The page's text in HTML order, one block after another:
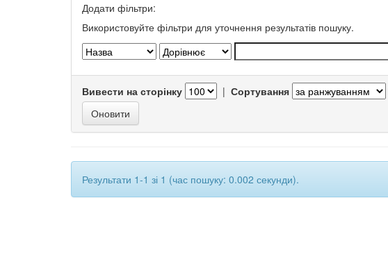
Додати фільтри:
Використовуйте фільтри для уточнення результатів пошуку.
Вивести на сторінку | Сортування
Результати 1-1 зі 1 (час пошуку: 0.002 секунди).